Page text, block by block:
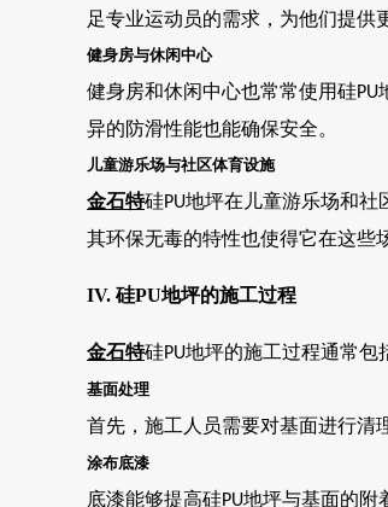
足专业运动员的需求，为他们提供
健身房与休闲中心
健身房和休闲中心也常常使用硅PU
异的防滑性能也能确保安全。
儿童游乐场与社区体育设施
金石特硅PU地坪在儿童游乐场和社
其环保无毒的特性也使得它在这些
IV. 硅PU地坪的施工过程
金石特硅PU地坪的施工过程通常包
基面处理
首先，施工人员需要对基面进行清
涂布底漆
底漆能够提高硅PU地坪与基面的附